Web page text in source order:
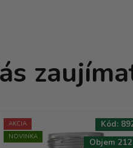
AKCIA
NOVINKA
Objem
Kód: